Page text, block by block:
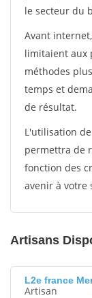
le secteur du
Avant
limitaient aux
méthodes
temps et
de résultat.
L'utilisation
permettra de
fonction des
avenir à votre
Artisans
L2e france
Artisan